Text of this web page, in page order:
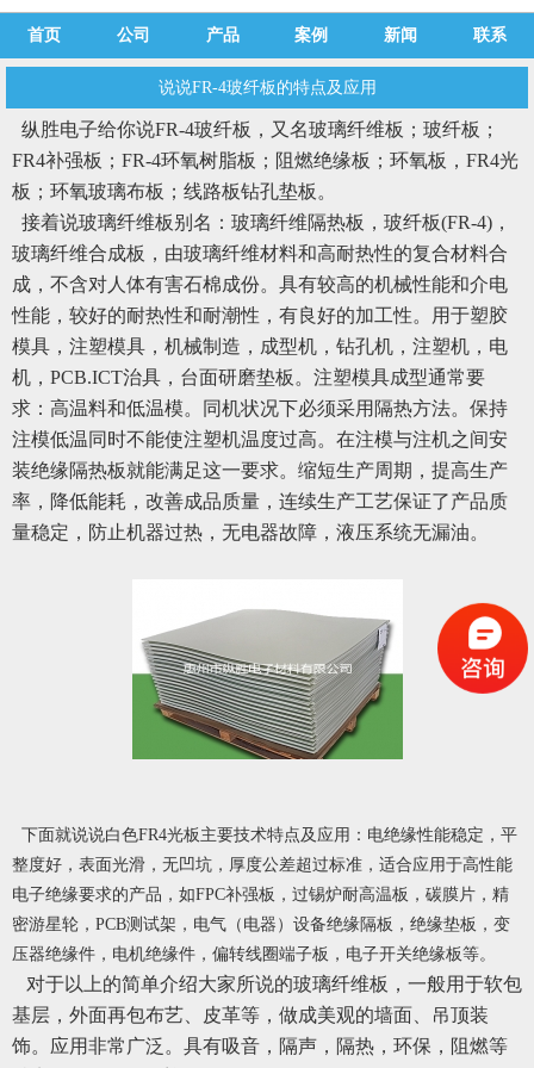
首页 公司 产品 案例 新闻 联系
说说FR-4玻纤板的特点及应用
纵胜电子给你说FR-4玻纤板 ，又名玻璃纤维板；玻纤板；
FR4补强板；FR-4环氧树脂板；阻燃绝缘板；环氧板，FR4光
板；环氧玻璃布板；线路板钻孔垫板。
接着说玻璃纤维板别名：玻璃纤维隔热板，玻纤板(FR-4)，
玻璃纤维合成板，由玻璃纤维材料和高耐热性的复合材料合
成，不含对人体有害石棉成份。具有较高的机械性能和介电
性能，较好的耐热性和耐潮性，有良好的加工性。用于塑胶
模具，注塑模具，机械制造，成型机，钻孔机，注塑机，电
机，PCB.ICT治具，台面研磨垫板。注塑模具成型通常要
求：高温料和低温模。同机状况下必须采用隔热方法。保持
注模低温同时不能使注塑机温度过高。在注模与注机之间安
装绝缘隔热板就能满足这一要求。缩短生产周期，提高生产
率，降低能耗，改善成品质量，连续生产工艺保证了产品质
量稳定，防止机器过热，无电器故障，液压系统无漏油。
下面就说说白色FR4光板主要技术特点及应用：电绝缘性能稳定，平
整度好，表面光滑，无凹坑，厚度公差超过标准，适合应用于高性能
电子绝缘要求的产品，如FPC补强板，过锡炉耐高温板，碳膜片，精
密游星轮，PCB测试架，电气（电器）设备绝缘隔板，绝缘垫板，变
压器绝缘件，电机绝缘件，偏转线圈端子板，电子开关绝缘板等。
对于以上的简单介绍大家所说的玻璃纤维板，一般用于软包
基层，外面再包布艺、皮革等，做成美观的墙面、吊顶装
饰。应用非常广泛。具有吸音，隔声，隔热，环保，阻燃等